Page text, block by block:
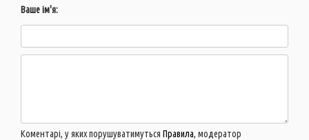
Ваше ім'я:
Коментарі, у яких порушуватимуться Правила, модератор